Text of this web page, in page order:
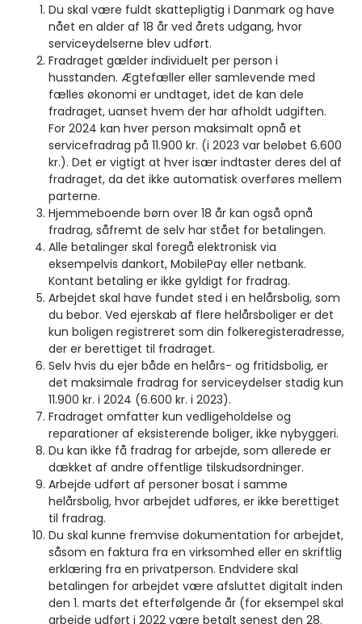
Du skal være fuldt skattepligtig i Danmark og have
nået en alder af 18 år ved årets udgang, hvor
serviceydelserne blev udført.
Fradraget gælder individuelt per person i
husstanden. Ægtefæller eller samlevende med
fælles økonomi er undtaget, idet de kan dele
fradraget, uanset hvem der har afholdt udgiften.
For 2024 kan hver person maksimalt opnå et
servicefradrag på 11.900 kr. (i 2023 var beløbet 6.600
kr.). Det er vigtigt at hver især indtaster deres del af
fradraget, da det ikke automatisk overføres mellem
parterne.
Hjemmeboende børn over 18 år kan også opnå
fradrag, såfremt de selv har stået for betalingen.
Alle betalinger skal foregå elektronisk via
eksempelvis dankort, MobilePay eller netbank.
Kontant betaling er ikke gyldigt for fradrag.
Arbejdet skal have fundet sted i en helårsbolig, som
du bebor. Ved ejerskab af flere helårsboliger er det
kun boligen registreret som din folkeregisteradresse,
der er berettiget til fradraget.
Selv hvis du ejer både en helårs- og fritidsbolig, er
det maksimale fradrag for serviceydelser stadig kun
11.900 kr. i 2024 (6.600 kr. i 2023).
Fradraget omfatter kun vedligeholdelse og
reparationer af eksisterende boliger, ikke nybyggeri.
Du kan ikke få fradrag for arbejde, som allerede er
dækket af andre offentlige tilskudsordninger.
Arbejde udført af personer bosat i samme
helårsbolig, hvor arbejdet udføres, er ikke berettiget
til fradrag.
Du skal kunne fremvise dokumentation for arbejdet,
såsom en faktura fra en virksomhed eller en skriftlig
erklæring fra en privatperson. Endvidere skal
betalingen for arbejdet være afsluttet digitalt inden
den 1. marts det efterfølgende år (for eksempel skal
arbejde udført i 2022 være betalt senest den 28.